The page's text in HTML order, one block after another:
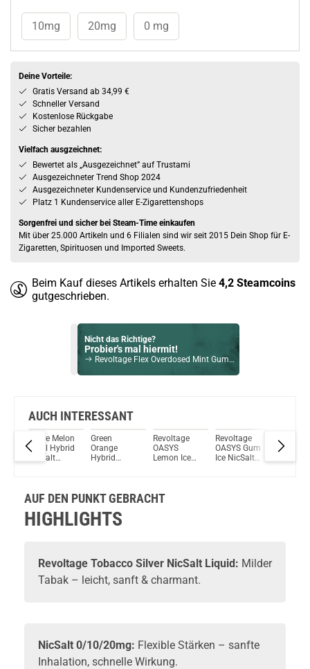
10mg 20mg 0 mg
Deine Vorteile:
Gratis Versand ab 34,99 €
Schneller Versand
Kostenlose Rückgabe
Sicher bezahlen
Vielfach ausgzeichnet:
Bewertet als „Ausgezeichnet” auf Trustami
Ausgezeichneter Trend Shop 2024
Ausgezeichneter Kundenservice und Kundenzufriedenheit
Platz 1 Kundenservice aller E-Zigarettenshops
Sorgenfrei und sicher bei Steam-Time einkaufen
Mit über 25.000 Artikeln und 6 Filialen sind wir seit 2015 Dein Shop für E-
Zigaretten, Spirituosen und Imported Sweets.
Beim Kauf dieses Artikels erhalten Sie 4,2 Steamcoins
gutgeschrieben.
Nicht das Richtige?
Probier's mal hiermit!
Revoltage Flex Overdosed Mint Gum NicSalt Liquid 10ml / 20mg
Cool Red Lips 10ml Liquid by Vampire Vape 10ml / 3mg
Du willst Kröten sparen?
Schau mal hier!
Ijoy Luna 1,4ml 350mAh Pod System Kit Grün
AUCH INTERESSANT
White Melon
10ml Hybrid
NicSalt
Green
Orange
Hybrid
Revoltage
OASYS
Lemon Ice
Revoltage
OASYS Gum
Ice NicSalt
Aqua
10ml
AUF DEN PUNKT GEBRACHT
HIGHLIGHTS
Revoltage Tobacco Silver NicSalt Liquid: Milder
Tabak – leicht, sanft & charmant.
NicSalt 0/10/20mg: Flexible Stärken – sanfte
Inhalation, schnelle Wirkung.